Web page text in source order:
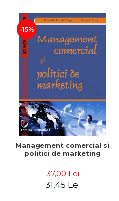
-15%
Management comercial si
politici de marketing
37,00 Lei
31,45 Lei